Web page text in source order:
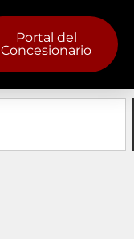
Portal del
Concesionario